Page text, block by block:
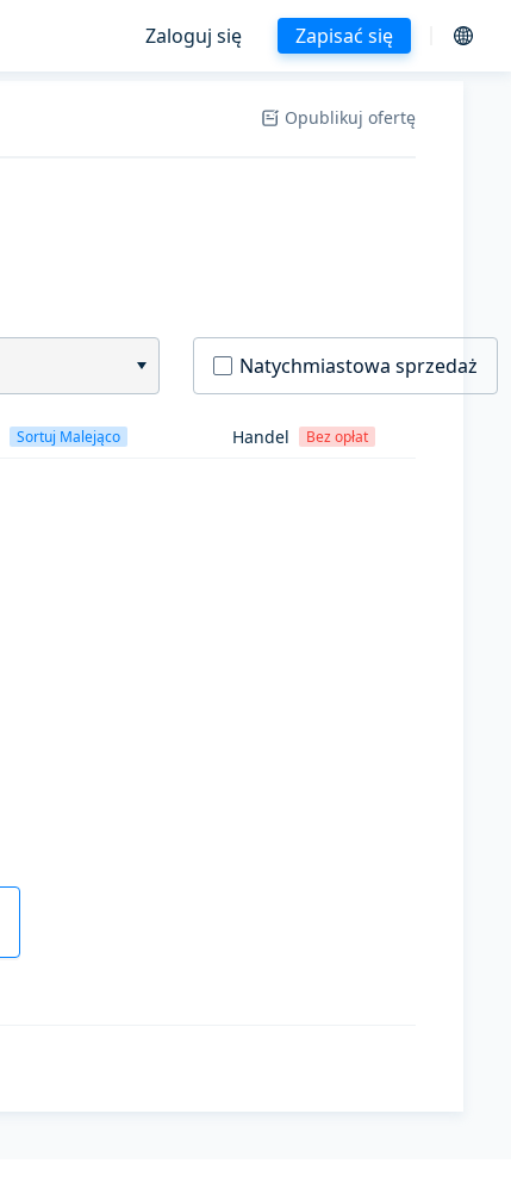
Zaloguj się Zapisać się
Opublikuj ofertę
Natychmiastowa sprzedaż
Sortuj Malejąco Handel Bez opłat